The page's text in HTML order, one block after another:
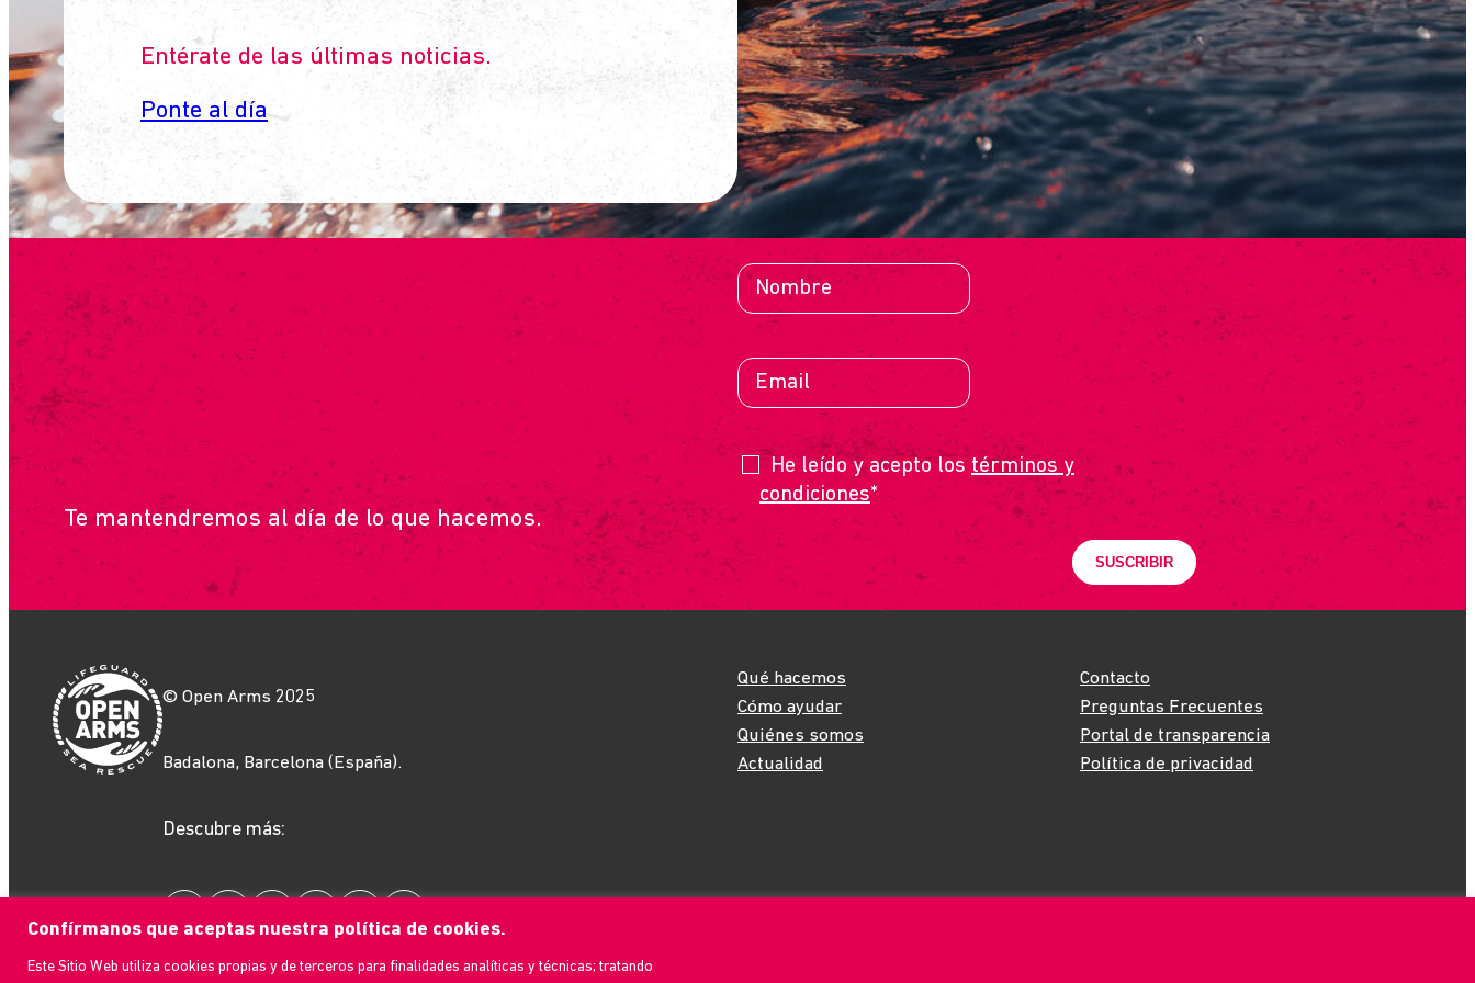
Confírmanos que aceptas nuestra política de cookies.
Este Sitio Web utiliza cookies propias y de terceros para finalidades analíticas y técnicas; tratando
Entérate de las últimas noticias.
Ponte al día
SUSCRÍBETE
Te mantendremos al día de lo que hacemos.
He leído y acepto los términos y
condiciones*
© Open Arms 2025
Badalona, Barcelona (España).
Descubre más:
Qué hacemos
Cómo ayudar
Quiénes somos
Actualidad
Contacto
Preguntas Frecuentes
Portal de transparencia
Política de privacidad